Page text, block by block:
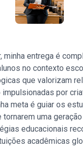
minha entrega é
no contexto
que valorizam
por
meta é guiar os
tornarem uma
educacionais
acadêmicas